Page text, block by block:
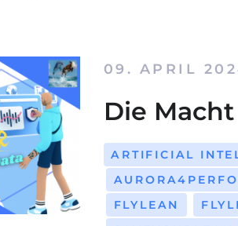
09. APRIL
Die
ARTIFICIAL
FLYLEAN